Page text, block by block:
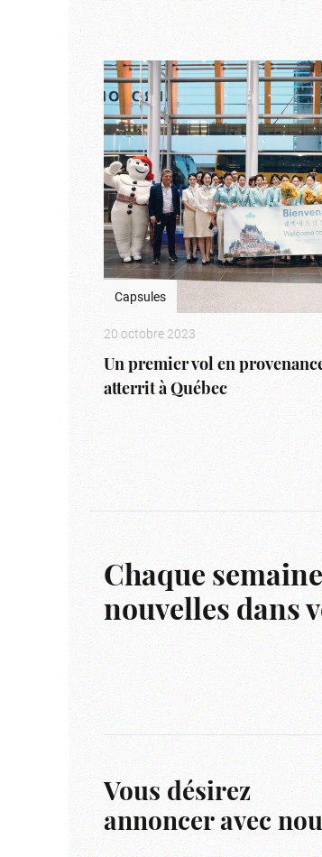
Capsules
20 octobre 2023
Un premier vol en
atterrit à Québec
Chaque
nouvelles dans
Vous désirez
annoncer avec